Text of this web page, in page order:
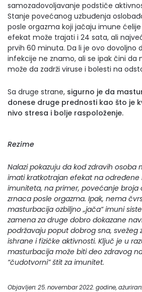
samozadovoljavanje podstiče
Stanje povećanog uzbuđenja
posle orgazma koji jačaju imune
efekat može trajati i 24 sata, ali
prvih 60 minuta. Da li je ovo dovoljno
infekcije ne znamo, ali se ipak čini da
može da zadrži viruse i bolesti na
Sa druge strane, sigurno je da
donese druge prednosti kao što je
nivo stresa i bolje raspoloženje.
Rezime
Nalazi pokazuju da kod zdravih osoba
imati kratkotrajan efekat na
imuniteta, na primer, povećanje broja
zrnaca posle orgazma. Ipak, nema
masturbacija ozbiljno „jača“ imuni
zamena za druge dobro dokazane
podržavaju poput dobrog sna, svežeg
ishrane i fizičke aktivnosti. Ključ je u
masturbacija može biti deo zdravog
“čudotvorni” štit za imunitet.
Objavljen: 25. novembar 2022. godine,